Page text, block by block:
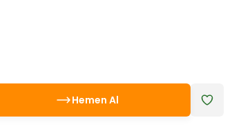
Hemen Al